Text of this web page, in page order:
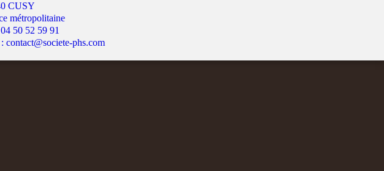
CUSY
métropolitaine
04 50 52 59 91
contact@societe-phs.com